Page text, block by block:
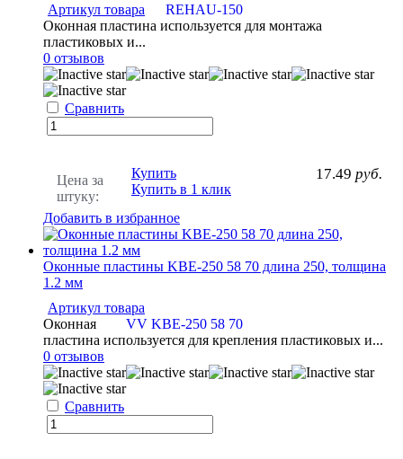
Артикул товара
REHAU-150
Оконная пластина используется для монтажа
пластиковых и...
0 отзывов
Сравнить
Цена за
штуку:
17.49 руб.
Купить
Купить в 1 клик
Добавить в избранное
Оконные пластины KBE-250 58 70 длина 250, толщина
1.2 мм
Артикул товара
VV KBE-250 58 70
Оконная
пластина используется для крепления пластиковых и...
0 отзывов
Сравнить